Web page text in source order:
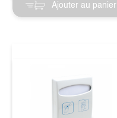
Ajouter au panier